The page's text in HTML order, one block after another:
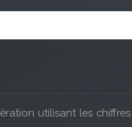
utilisant les